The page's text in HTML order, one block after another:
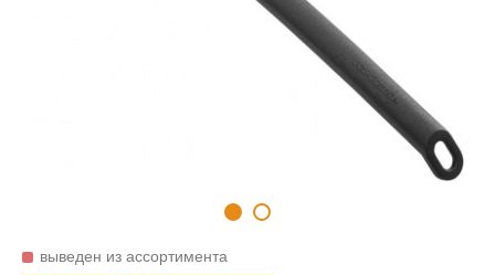
выведен из ассортимента